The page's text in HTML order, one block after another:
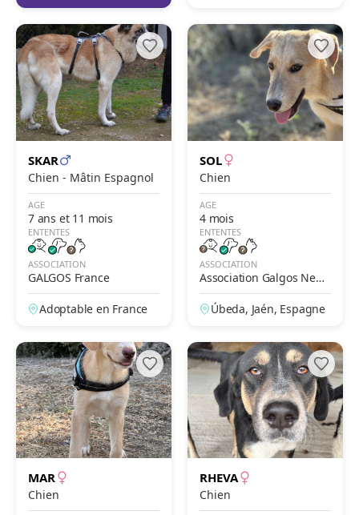
SKAR
Chien - Mâtin Espagnol
AGE
7 ans et 11 mois
ENTENTES
ASSOCIATION
GALGOS France
Adoptable en France
SOL
Chien
AGE
4 mois
ENTENTES
ASSOCIATION
Association Galgos New
Life
Úbeda, Jaén, Espagne
MAR
Chien
RHEVA
Chien